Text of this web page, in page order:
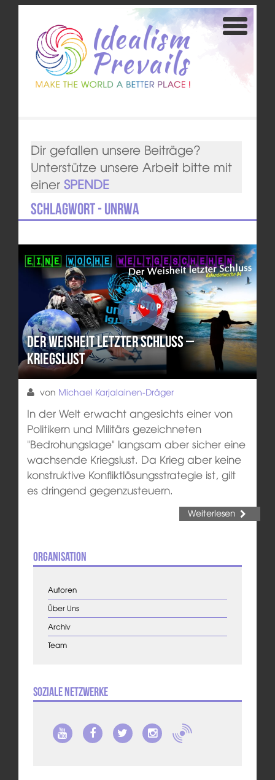
Dir gefallen unsere Beiträge?
Unterstütze unsere Arbeit bitte mit
einer SPENDE
Schlagwort - UNRWA
Der Weisheit letzter Schluss –
Kriegslust
von Michael Karjalainen-Dräger
In der Welt erwacht angesichts einer von
Politikern und Militärs gezeichneten
"Bedrohungslage" langsam aber sicher eine
wachsende Kriegslust. Da Krieg aber keine
konstruktive Konfliktlösungsstrategie ist, gilt
es dringend gegenzusteuern.
Weiterlesen
Organisation
Autoren
Über Uns
Archiv
Team
Soziale Netzwerke